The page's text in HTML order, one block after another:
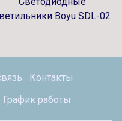
Boyu SDL-02
Контакты
График работы